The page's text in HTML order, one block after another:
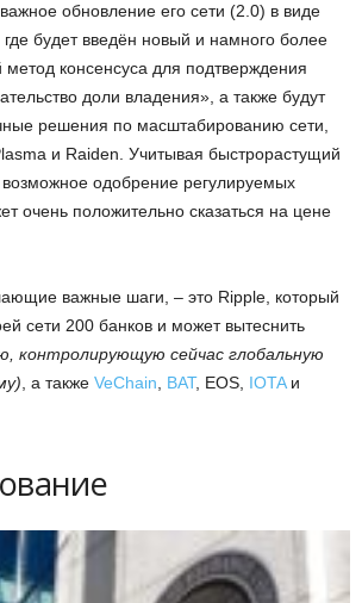
обновление его сети (2.0) в виде
будет введён новый и намного более
консенсуса для подтверждения
доли владения», а также будут
решения по масштабированию сети,
и Raiden. Учитывая быстрорастущий
возможное одобрение регулируемых
очень положительно сказаться на цене
важные шаги, – это Ripple, который
сети 200 банков и может вытеснить
контролирующую сейчас глобальную
, а также VeChain BAT, EOS, IOTAи